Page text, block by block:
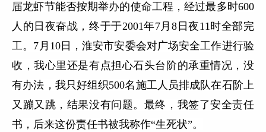
届龙虾节能否按期举办的使命工程，经过最多时600
人的日夜奋战，终于于2001年7月8日夜11时全部完
工。7月10日，淮安市安委会对广场安全工作进行验
收，我心里还是有点担心石头台阶的承重情况，没
有办法，我只好组织500名施工人员排成队在石阶上
又蹦又跳，结果没有问题。最终，我签了安全责任
书，后来这份责任书被我称作“生死状”。